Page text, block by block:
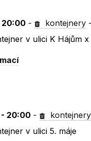
20:00 - kontejnery
v ulici K Hájům
- 20:00 - kontejnery
v ulici 5. máje